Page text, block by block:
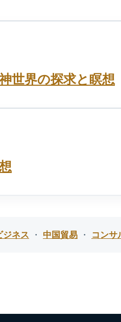
世界の探求と瞑想
ジネス ・ 中国貿易 ・ コンサ